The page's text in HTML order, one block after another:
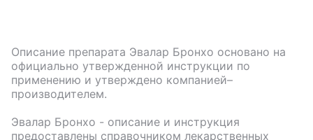
Описание препарата Эвалар Бронхо основано на
официально утвержденной инструкции по
применению и утверждено компанией–
производителем.
Эвалар Бронхо - описание и инструкция
предоставлены справочником лекарственных